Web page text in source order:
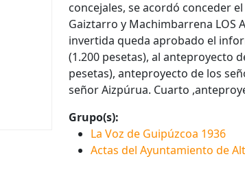
concejales, se acordó conceder
Gaiztarro y Machimbarrena LOS
invertida queda aprobado el
(1.200 pesetas), al anteproyecto
pesetas), anteproyecto de los
señor Aizpúrua. Cuarto
Grupo(s):
La Voz de Guipúzcoa 1936
Actas del Ayuntamiento de